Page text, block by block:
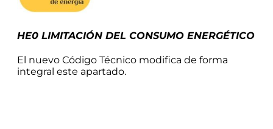
HE0 LIMITACIÓN DEL CONSUMO ENERGÉTICO
El nuevo Código Técnico modifica de forma
integral este apartado.